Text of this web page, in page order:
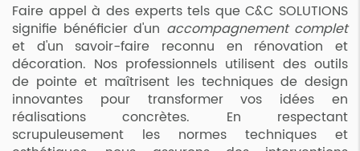
Faire appel à des experts tels que C&C SOLUTIONS
signifie bénéficier d'un accompagnement complet
et d'un savoir-faire reconnu en rénovation et
décoration. Nos professionnels utilisent des outils
de pointe et maîtrisent les techniques de design
innovantes pour transformer vos idées en
réalisations concrètes. En respectant
scrupuleusement les normes techniques et